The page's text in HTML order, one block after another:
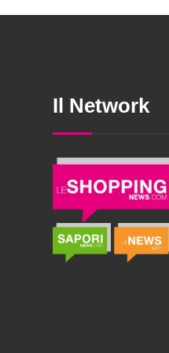
Il Network